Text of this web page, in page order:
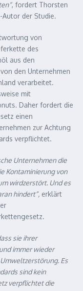
, fordert Thorsten
der Studie.
von
des
aus den
den Unternehmen
verarbeitet.
mit
Daher fordert die
einen
zur Achtung
verpflichtet.
Unternehmen die
Kontaminierung von
wirdzerstört. Und es
hindert“, erklärt
sie ihrer
immer wieder
Es
sind kein
verpflichtet die